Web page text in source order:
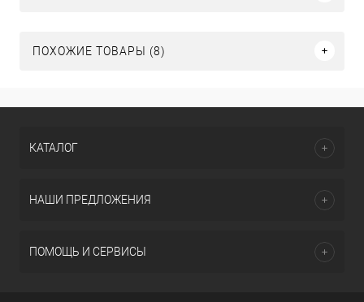
ПОХОЖИЕ ТОВАРЫ (8)
КАТАЛОГ
НАШИ ПРЕДЛОЖЕНИЯ
ПОМОЩЬ И СЕРВИСЫ